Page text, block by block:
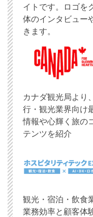
イトです。ロゴを
体のインタビュー
きます。
カナダ観光局より
行・観光業界向け
情報や心輝く旅の
テンツを紹介
観光・宿泊・飲食
業務効率と顧客体